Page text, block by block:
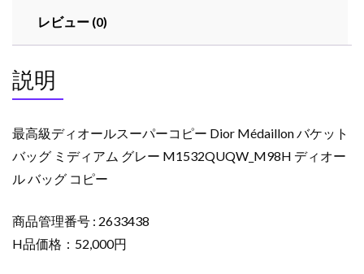
ピ
Dior
Médaillon
ケ
ッ
ト
ッ
グ
レビュー (0)
説明
最高級ディオールスーパーコピー Dior Médaillon バケット
バッグ ミディアム グレー M1532QUQW_M98H ディオー
ル バッグ コピー
商品管理番号 : 2633438
H品価格：52,000円